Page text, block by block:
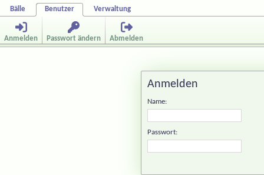
Bälle Benutzer Verwaltung
Anmelden Passwort ändern Abmelden
Anmelden
Name:
Passwort: